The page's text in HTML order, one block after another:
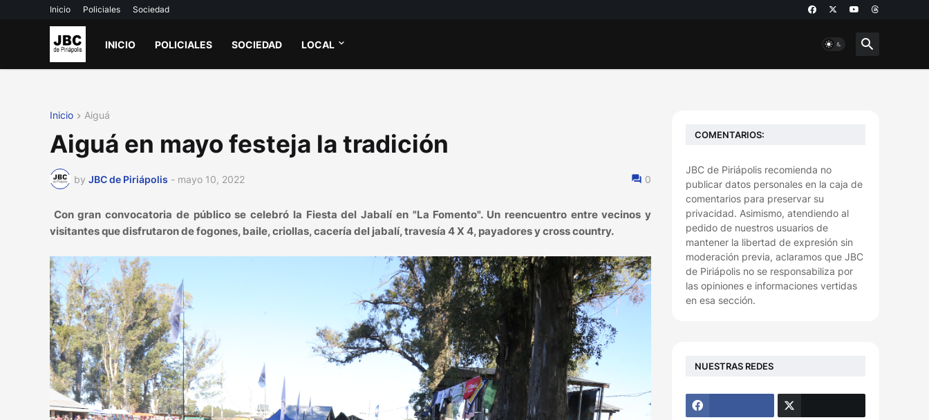
Inicio Policiales Sociedad
INICIO POLICIALES SOCIEDAD LOCAL
Inicio Aiguá
Aiguá en mayo festeja la tradición
by JBC de Piriápolis - mayo 10, 2022 0
Con gran convocatoria de público se celebró la Fiesta del Jabalí en "La Fomento". Un reencuentro entre vecinos y
visitantes que disfrutaron de fogones, baile, criollas, cacería del jabalí, travesía 4 X 4, payadores y cross country.
COMENTARIOS:
JBC de Piriápolis recomienda no
publicar datos personales en la caja de
comentarios para preservar su
privacidad. Asimismo, atendiendo al
pedido de nuestros usuarios de
mantener la libertad de expresión sin
moderación previa, aclaramos que JBC
de Piriápolis no se responsabiliza por
las opiniones e informaciones vertidas
en esa sección.
NUESTRAS REDES